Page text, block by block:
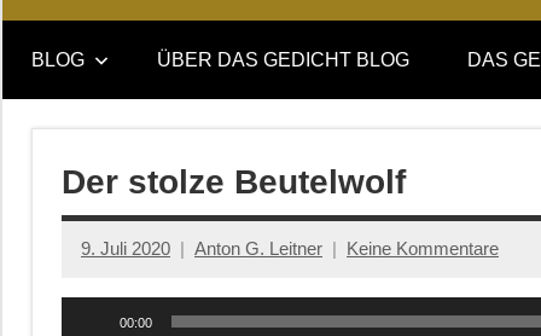
DAS
GEDICHT
blog
DAS
GEDICHT.
Zeitschrift
BLOG ÜBER DAS GEDICHT BLOG DAS
Der stolze Beutelwolf
9. Juli 2020 Anton G. Leitner Keine Kommentare
00:00